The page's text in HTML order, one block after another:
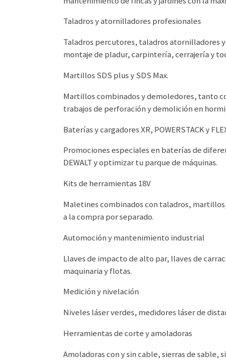
Taladros y atornilladores profesionales
Taladros percutores, taladros atornilladores y
montaje de pladur, carpintería, cerrajería y
Martillos SDS plus y SDS Max.
Martillos combinados y demoledores, tanto
trabajos de perforación y demolición en
Baterías y cargadores XR, POWERSTACK y
Promociones especiales en baterías de
DEWALT y optimizar tu parque de máquinas.
Kits de herramientas 18V
Maletines combinados con taladros,
a la compra por separado.
Automoción y mantenimiento industrial
Llaves de impacto de alto par, llaves de
maquinaria y flotas.
Medición y nivelación
Niveles láser verdes, medidores láser de
Herramientas de corte y amoladoras
Amoladoras con y sin cable, sierras de sable,